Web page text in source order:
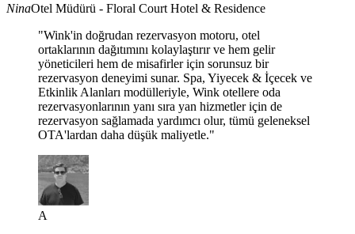
NinaOtel Müdürü - Floral Court Hotel & Residence
"Wink'in doğrudan rezervasyon motoru, otel
ortaklarının dağıtımını kolaylaştırır ve hem gelir
yöneticileri hem de misafirler için sorunsuz bir
rezervasyon deneyimi sunar. Spa, Yiyecek & İçecek ve
Etkinlik Alanları modülleriyle, Wink otellere oda
rezervasyonlarının yanı sıra yan hizmetler için de
rezervasyon sağlamada yardımcı olur, tümü geleneksel
OTA'lardan daha düşük maliyetle."
A